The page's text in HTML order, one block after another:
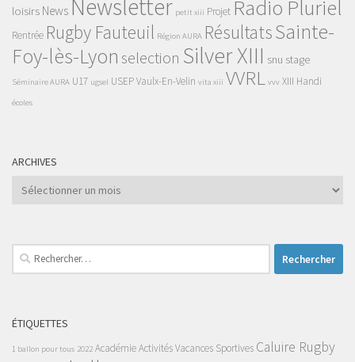
loisirs News Newsletter petit xiii Projet Radio Pluriel
Rentrée Rugby Fauteuil Région AURA RésultatsSainte-
Foy-lès-Lyon selection Silver XIII snu stage
Séminaire AURA U17 ugsel USEPVaulx-En-Velin vita xiii VVRL vvv XIII Handi
écoles
ARCHIVES
Archives
Rechercher :
ÉTIQUETTES
1 ballon pour tous 2022 AcadémieActivités Vacances Sportives Caluire Rugby